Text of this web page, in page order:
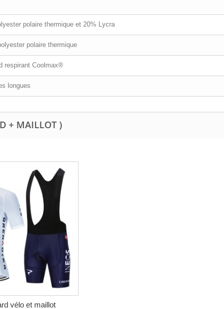
polaire thermique et 20% Lycra
polaire thermique
respirant Coolmax®
longues
+ MAILLOT )
vélo et maillot